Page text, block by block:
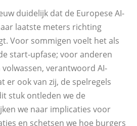
duidelijk dat de Europese AI-
laatste meters richting
Voor sommigen voelt het als
start-upfase; voor anderen
verantwoord AI-
er ook van zij, de spelregels
stuk ontleden we de
we naar implicaties voor
en schetsen we hoe burgers